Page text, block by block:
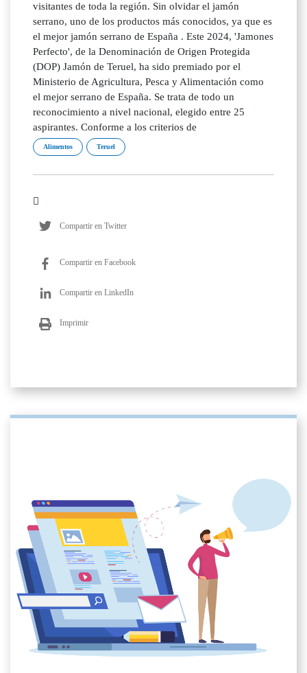
visitantes de toda la región. Sin olvidar el jamón
serrano, uno de los productos más conocidos, ya que es
el mejor jamón serrano de España . Este 2024, 'Jamones
Perfecto', de la Denominación de Origen Protegida
(DOP) Jamón de Teruel, ha sido premiado por el
Ministerio de Agricultura, Pesca y Alimentación como
el mejor serrano de España. Se trata de todo un
reconocimiento a nivel nacional, elegido entre 25
aspirantes. Conforme a los criterios de
Alimentos Teruel
Compartir en Twitter
Compartir en Facebook
Compartir en LinkedIn
Imprimir